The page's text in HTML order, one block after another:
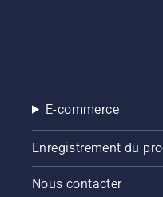
E-commerce
Enregistrement du
Nous contacter